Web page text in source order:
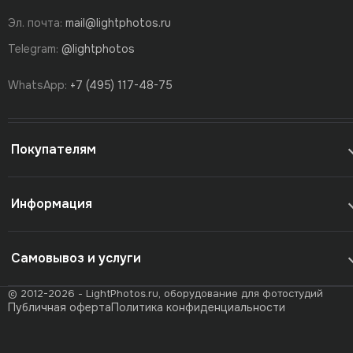
Эл. почта: mail@lightphotos.ru
Telegram: @lightphotos
WhatsApp: +7 (495) 117-48-75
Покупателям
Информация
Самовывоз и услуги
© 2012-2026 - LightPhotos.ru, оборудование для фотостудий
Публичная офертаПолитика конфиденциальности